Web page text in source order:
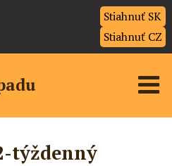
Stiahnuť SK
Stiahnuť CZ
týždenný